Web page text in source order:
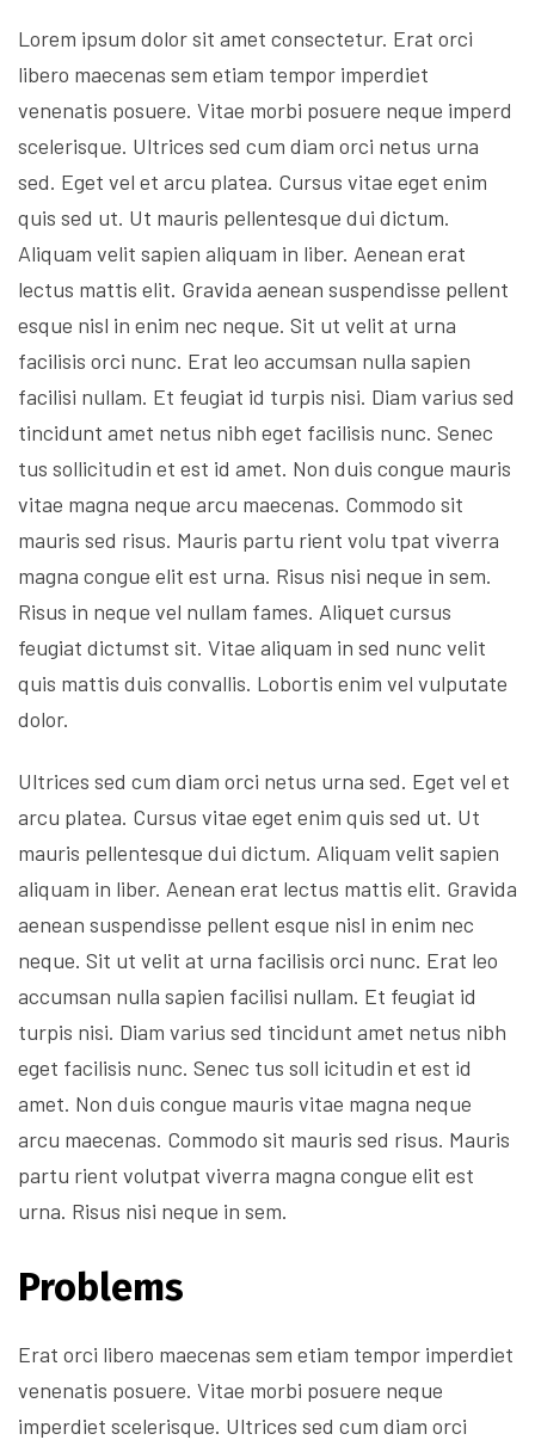
Lorem ipsum dolor sit amet consectetur. Erat orci
libero maecenas sem etiam tempor imperdiet
venenatis posuere. Vitae morbi posuere neque imperd
scelerisque. Ultrices sed cum diam orci netus urna
sed. Eget vel et arcu platea. Cursus vitae eget enim
quis sed ut. Ut mauris pellentesque dui dictum.
Aliquam velit sapien aliquam in liber. Aenean erat
lectus mattis elit. Gravida aenean suspendisse pellent
esque nisl in enim nec neque. Sit ut velit at urna
facilisis orci nunc. Erat leo accumsan nulla sapien
facilisi nullam. Et feugiat id turpis nisi. Diam varius sed
tincidunt amet netus nibh eget facilisis nunc. Senec
tus sollicitudin et est id amet. Non duis congue mauris
vitae magna neque arcu maecenas. Commodo sit
mauris sed risus. Mauris partu rient volu tpat viverra
magna congue elit est urna. Risus nisi neque in sem.
Risus in neque vel nullam fames. Aliquet cursus
feugiat dictumst sit. Vitae aliquam in sed nunc velit
quis mattis duis convallis. Lobortis enim vel vulputate
dolor.
Ultrices sed cum diam orci netus urna sed. Eget vel et
arcu platea. Cursus vitae eget enim quis sed ut. Ut
mauris pellentesque dui dictum. Aliquam velit sapien
aliquam in liber. Aenean erat lectus mattis elit. Gravida
aenean suspendisse pellent esque nisl in enim nec
neque. Sit ut velit at urna facilisis orci nunc. Erat leo
accumsan nulla sapien facilisi nullam. Et feugiat id
turpis nisi. Diam varius sed tincidunt amet netus nibh
eget facilisis nunc. Senec tus soll icitudin et est id
amet. Non duis congue mauris vitae magna neque
arcu maecenas. Commodo sit mauris sed risus. Mauris
partu rient volutpat viverra magna congue elit est
urna. Risus nisi neque in sem.
Problems
Erat orci libero maecenas sem etiam tempor imperdiet
venenatis posuere. Vitae morbi posuere neque
imperdiet scelerisque. Ultrices sed cum diam orci